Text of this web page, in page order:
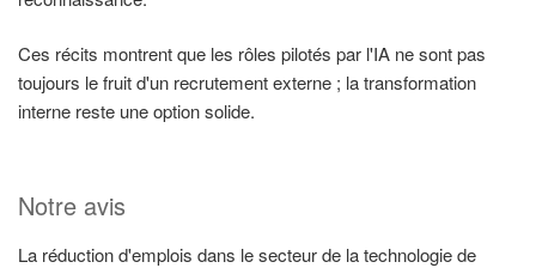
Ces récits montrent que les rôles pilotés par l'IA ne sont pas
toujours le fruit d'un recrutement externe ; la transformation
interne reste une option solide.
Notre avis
La réduction d'emplois dans le secteur de la technologie de